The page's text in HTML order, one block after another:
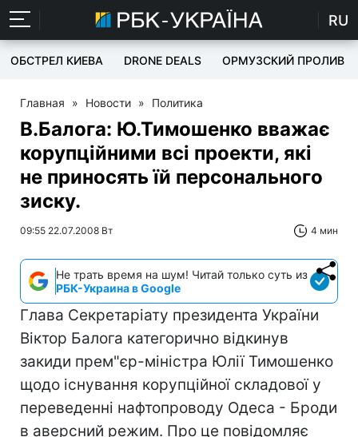
RU
ОБСТРЕЛ КИЕВА DRONE DEALS ОРМУЗСКИЙ ПРОЛИВ
Главная » Новости » Политика
В.Балога: Ю.Тимошенко вважає
корупційними всі проекти, які
не приносять їй персонального
зиску.
09:55 22.07.2008 Вт 4 мин
Не трать время на шум! Читай только суть из
РБК-Украина в Google
Глава Секретаріату президента України
Віктор Балога категорично відкинув
закиди прем"єр-міністра Юлії Тимошенко
щодо існування корупційної складової у
переведенні нафтопроводу Одеса - Броди
в аверсний режим. Про це повідомляє